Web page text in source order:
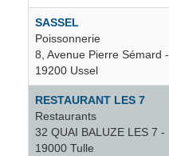
Corrèze
Cosnac
Courteix
SASSEL
Poissonnerie
8, Avenue Pierre Sémard -
19200 Ussel
RESTAURANT LES 7
Restaurants
32 QUAI BALUZE LES 7 -
19000 Tulle